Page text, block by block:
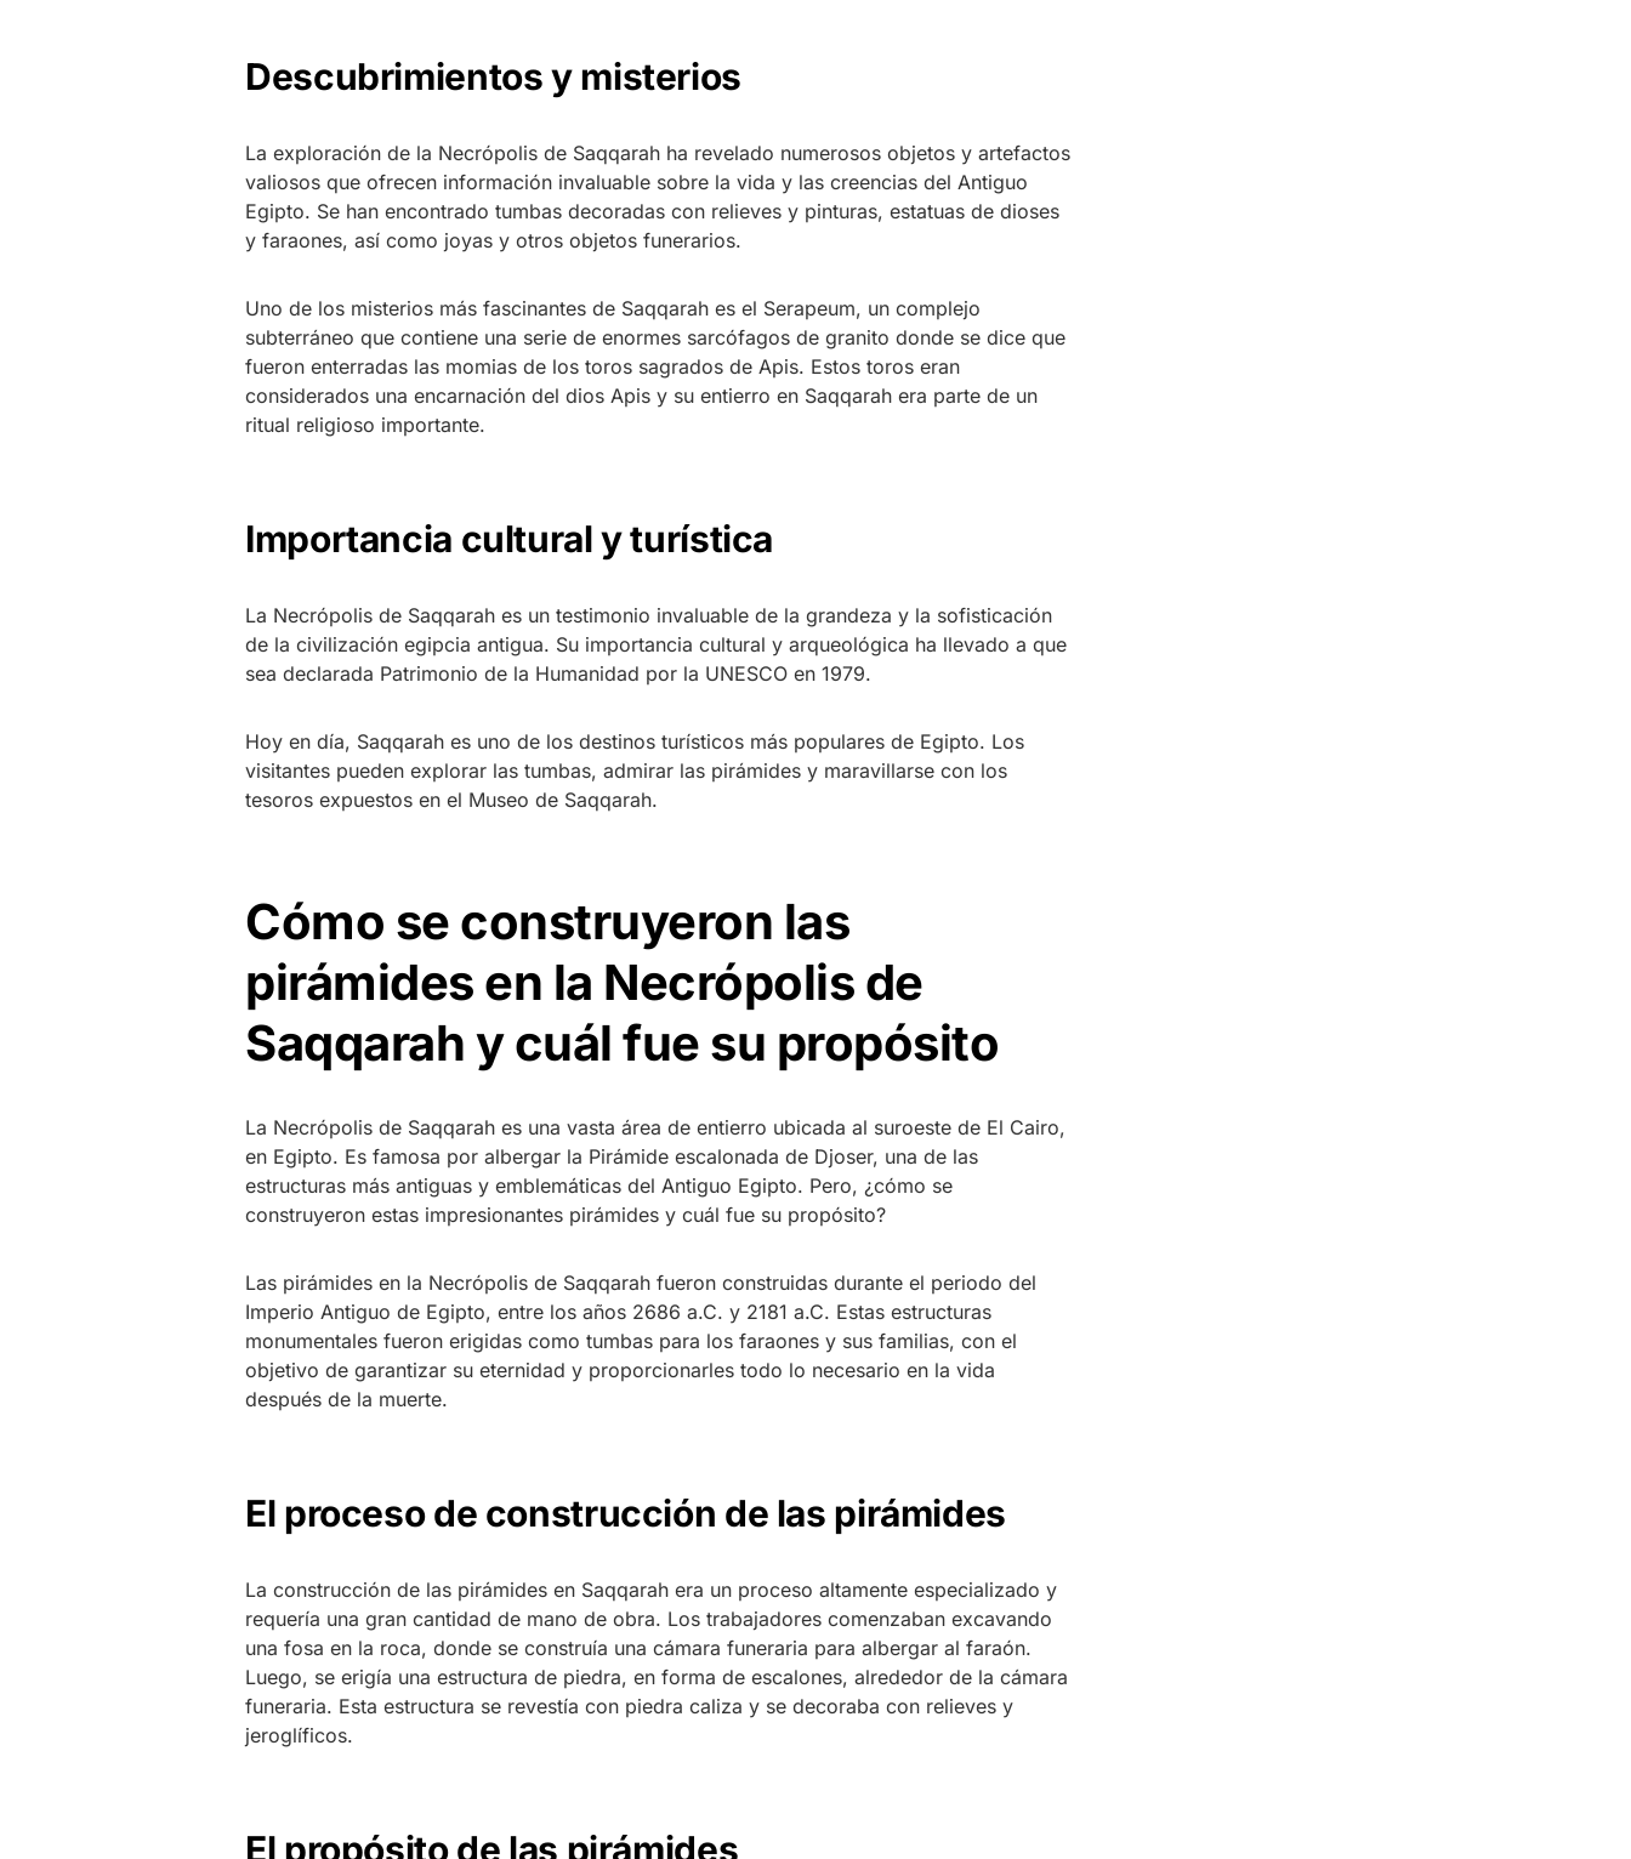
Descubrimientos y misterios
La exploración de la Necrópolis de Saqqarah ha revelado numerosos objetos y artefactos
valiosos que ofrecen información invaluable sobre la vida y las creencias del Antiguo
Egipto. Se han encontrado tumbas decoradas con relieves y pinturas, estatuas de dioses
y faraones, así como joyas y otros objetos funerarios.
Uno de los misterios más fascinantes de Saqqarah es el Serapeum, un complejo
subterráneo que contiene una serie de enormes sarcófagos de granito donde se dice que
fueron enterradas las momias de los toros sagrados de Apis. Estos toros eran
considerados una encarnación del dios Apis y su entierro en Saqqarah era parte de un
ritual religioso importante.
Importancia cultural y turística
La Necrópolis de Saqqarah es un testimonio invaluable de la grandeza y la sofisticación
de la civilización egipcia antigua. Su importancia cultural y arqueológica ha llevado a que
sea declarada Patrimonio de la Humanidad por la UNESCO en 1979.
Hoy en día, Saqqarah es uno de los destinos turísticos más populares de Egipto. Los
visitantes pueden explorar las tumbas, admirar las pirámides y maravillarse con los
tesoros expuestos en el Museo de Saqqarah.
Cómo se construyeron las
pirámides en la Necrópolis de
Saqqarah y cuál fue su propósito
La Necrópolis de Saqqarah es una vasta área de entierro ubicada al suroeste de El Cairo,
en Egipto. Es famosa por albergar la Pirámide escalonada de Djoser, una de las
estructuras más antiguas y emblemáticas del Antiguo Egipto. Pero, ¿cómo se
construyeron estas impresionantes pirámides y cuál fue su propósito?
Las pirámides en la Necrópolis de Saqqarah fueron construidas durante el periodo del
Imperio Antiguo de Egipto, entre los años 2686 a.C. y 2181 a.C. Estas estructuras
monumentales fueron erigidas como tumbas para los faraones y sus familias, con el
objetivo de garantizar su eternidad y proporcionarles todo lo necesario en la vida
después de la muerte.
El proceso de construcción de las pirámides
La construcción de las pirámides en Saqqarah era un proceso altamente especializado y
requería una gran cantidad de mano de obra. Los trabajadores comenzaban excavando
una fosa en la roca, donde se construía una cámara funeraria para albergar al faraón.
Luego, se erigía una estructura de piedra, en forma de escalones, alrededor de la cámara
funeraria. Esta estructura se revestía con piedra caliza y se decoraba con relieves y
jeroglíficos.
El propósito de las pirámides